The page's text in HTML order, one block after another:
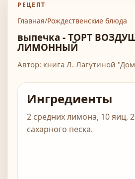
РЕЦЕПТ
Главная/Рождественские блюда
выпечка - ТОРТ
ЛИМОННЫЙ
Автор: книга Л. Лагутиной
Ингредиенты
2 средних лимона, 10 яиц,
сахарного песка.